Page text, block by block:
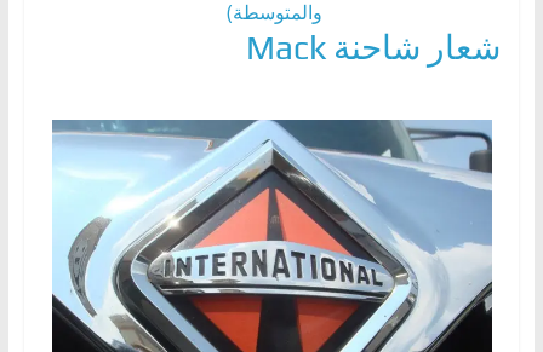
والمتوسطة)
شعار شاحنة Mack